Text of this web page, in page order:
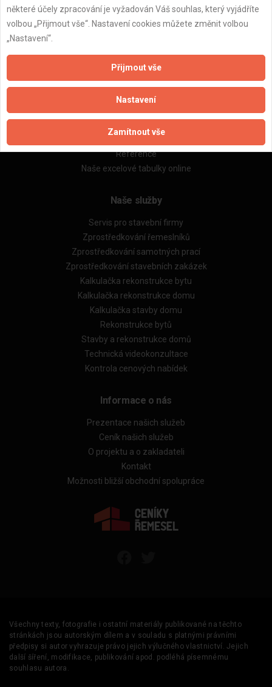
Naše firmy a řemeslníci
Zpracování a ochrana osobních údajů
Reference
Naše excelové tabulky online
Naše služby
Servis pro stavební firmy
Zprostředkování řemeslníků
Zprostředkování samotných prací
Zprostředkování stavebních zakázek
Kalkulačka rekonstrukce bytu
Kalkulačka rekonstrukce domu
Kalkulačka stavby domu
Rekonstrukce bytů
Stavby a rekonstrukce domů
Technická videokonzultace
Kontrola cenových nabídek
Informace o nás
Prezentace našich služeb
Ceník našich služeb
O projektu a o zakladateli
Kontakt
Možnosti bližší obchodní spolupráce
Všechny texty, fotografie i ostatní materiály publikované na těchto
stránkách jsou autorským dílem a v souladu s platnými právními
předpisy si autor vyhrazuje právo jejich výlučného vlastnictví. Jejich
další šíření, modifikace, publikování apod. podléhá písemnému
souhlasu autora.
některé účely zpracování je vyžadován Váš souhlas, který vyjádříte
volbou „Přijmout vše“. Nastavení cookies můžete změnit volbou
„Nastavení“.
Přijmout vše
Nastavení
Zamítnout vše